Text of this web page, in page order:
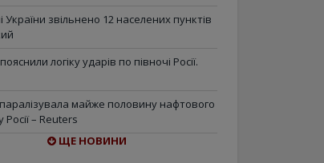
України звільнено 12 населених пунктів
логіку ударів по півночі Росії.
майже половину нафтового
Росії – Reuters
ЩЕ НОВИНИ